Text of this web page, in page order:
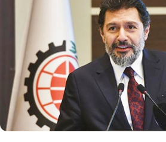
Hakan Atilla,
siyaset
Özdağ'dan